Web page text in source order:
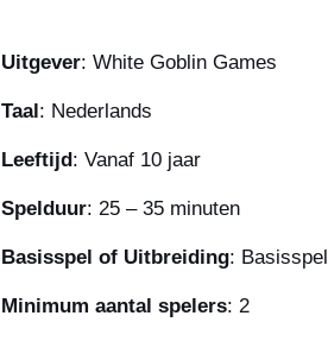
Uitgever: White Goblin Games
Taal: Nederlands
Leeftijd: Vanaf 10 jaar
Spelduur: 25 – 35 minuten
Basisspel of Uitbreiding: Basisspel
Minimum aantal spelers: 2